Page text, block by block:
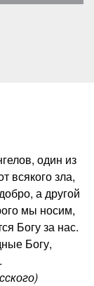
один из
всякого зла,
а другой
мы носим,
Богу за нас.
Богу,